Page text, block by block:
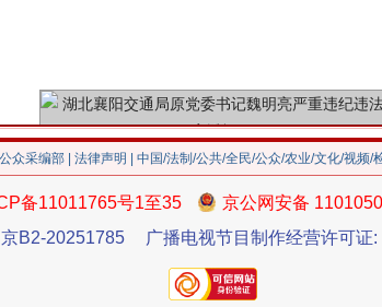
公众采编部 法律声明 | 中国/法制/公共/全民/公众/农业/文化/视频/
备11011765号1至35
京公网安备
B2-20251785
广播电视节目制作经营许可证